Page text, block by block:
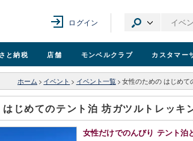
ログイン
と納税 店舗 モンベルクラブ カスタマー
ホーム > イベント > イベント一覧 > 女性のための はじめて
じめてのテント泊 坊ガツルトレッキ
女性だけでのんびり テント泊